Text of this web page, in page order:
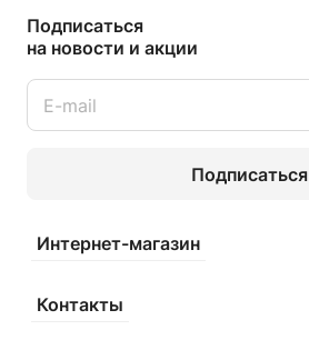
Подписаться
на новости и акции
Подписаться
Интернет-магазин
Контакты